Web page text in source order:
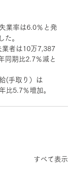
業率は6.0％と発
た。
業者は10万7,387
同期比2.7％減と
(手取り）は
比5.7％増加。
すべて表示